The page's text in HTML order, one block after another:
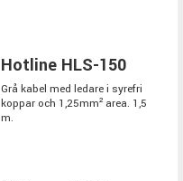
Hotline HLS-150
Grå kabel med ledare i syrefri
koppar och 1,25mm² area. 1,5
m.